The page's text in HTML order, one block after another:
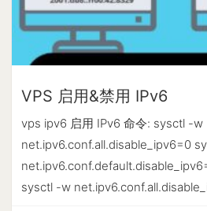
[service.go:192] frps tcp listen
2023/08/29 12:36:22 [I]
successfully 以服务的形式运行frp
[Unit] Description=frps service
syslog.target
Type=simple #启动服务的命令
的实际安装目录/frps -c 此处写你
录/frps.ini [Install]
"/root/.acme.sh/acme.sh.env" #
alias acme.sh="/root/.acme.sh/
看帮助 acme.sh -h # 查看列表
acme.sh # 编辑 ~/.bashrc，删除
-uninstall 脚本更新 自动更新：
acme.sh --upgrade --auto-
域名mydomain.com，配置指向所
向服务器上不依赖nginx生成证书，
先把nginx服务关闭（nginx 开启状
VPS 启用&禁用 IPv6
vps ipv6 启用 IPv6 命令: sysctl -w
net.ipv6.conf.all.disable_ipv6=0
sysctl -w